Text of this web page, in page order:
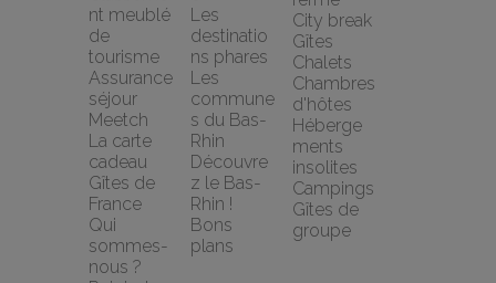
nt meublé
de
tourisme
Assurance
séjour
Meetch
La carte
cadeau
Gîtes de
France
Qui
sommes-
nous ?
Les
destinatio
ns phares
Les
commune
s du Bas-
Rhin
Découvre
z le Bas-
Rhin !
Bons
plans
City break
Gîtes
Chalets
Chambres
d'hôtes
Héberge
ments
insolites
Campings
Gîtes de
groupe